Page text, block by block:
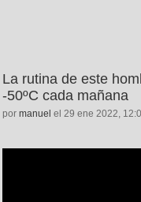
La rutina de este
-50ºC cada mañana
por manuel el 29 ene 2022,